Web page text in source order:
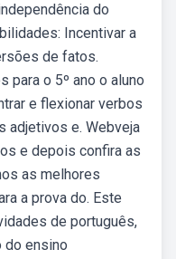
do
Incentivar a
de fatos.
para o 5º ano o aluno
e flexionar verbos
adjetivos e. Webveja
e depois confira as
as melhores
a prova do. Este
de português,
do ensino